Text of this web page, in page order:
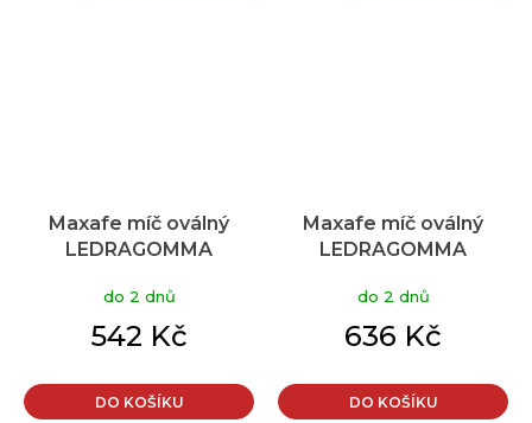
Maxafe míč oválný
LEDRAGOMMA
45x65 cm šedá
do 2 dnů
542 Kč
DO KOŠÍKU
Maxafe míč oválný
LEDRAGOMMA
55x80 cm šedá
do 2 dnů
636 Kč
DO KOŠÍKU